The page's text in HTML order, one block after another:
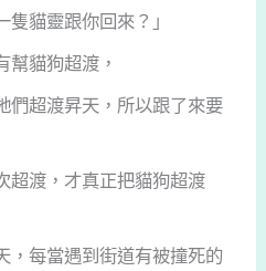
貓靈跟你回來？」
幫貓狗超渡，
們超渡昇天，所以跟了來要
超渡，才真正把貓狗超渡
，每當遇到街道有被撞死的